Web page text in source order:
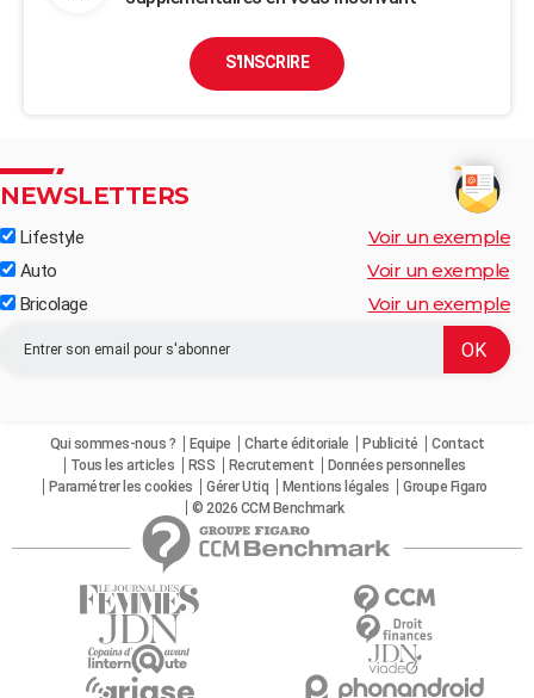
S'INSCRIRE
NEWSLETTERS
Lifestyle Voir un exemple
Auto Voir un exemple
Bricolage Voir un exemple
Qui sommes-nous ? Equipe Charte éditoriale Publicité
Contact
Tous les articles
RSS Recrutement
Données personnelles
Paramétrer les cookies
Gérer Utiq Mentions légales
Groupe Figaro
© 2026 CCM Benchmark